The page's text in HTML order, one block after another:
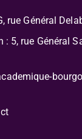
rue Général
: 5, rue Général